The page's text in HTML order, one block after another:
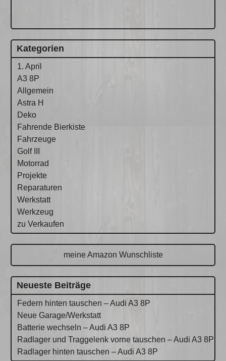
Kategorien
1. April
A3 8P
Allgemein
Astra H
Deko
Fahrende Bierkiste
Fahrzeuge
Golf III
Motorrad
Projekte
Reparaturen
Werkstatt
Werkzeug
zu Verkaufen
meine Amazon Wunschliste
Neueste Beiträge
Federn hinten tauschen – Audi A3 8P
Neue Garage/Werkstatt
Batterie wechseln – Audi A3 8P
Radlager und Traggelenk vorne tauschen – Audi A3 8P
Radlager hinten tauschen – Audi A3 8P